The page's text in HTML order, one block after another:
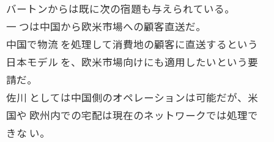
バートンからは既に次の宿題も与えられている。
一 つは中国から欧米市場への顧客直送だ。
中国で物流 を処理して消費地の顧客に直送するという
日本モデル を、欧米市場向けにも適用したいという要
請だ。
佐川 としては中国側のオペレーションは可能だが、米
国や 欧州内での宅配は現在のネットワークでは処理で
きな い。